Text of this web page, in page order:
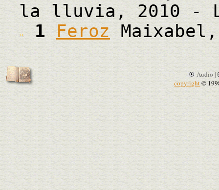
la lluvia, 2010 -
1FerozMaixabel,
Audio |
copyright©